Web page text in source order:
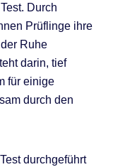
Durch
Prüflinge ihre
Ruhe
darin, tief
für einige
durch den
durchgeführt